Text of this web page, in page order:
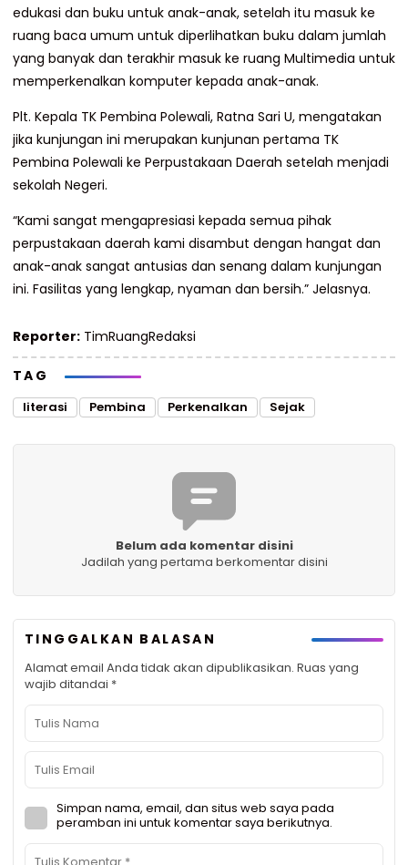
edukasi dan buku untuk anak-anak, setelah itu masuk ke
ruang baca umum untuk diperlihatkan buku dalam jumlah
yang banyak dan terakhir masuk ke ruang Multimedia untuk
memperkenalkan komputer kepada anak-anak.
Plt. Kepala TK Pembina Polewali, Ratna Sari U, mengatakan
jika kunjungan ini merupakan kunjunan pertama TK
Pembina Polewali ke Perpustakaan Daerah setelah menjadi
sekolah Negeri.
“Kami sangat mengapresiasi kepada semua pihak
perpustakaan daerah kami disambut dengan hangat dan
anak-anak sangat antusias dan senang dalam kunjungan
ini. Fasilitas yang lengkap, nyaman dan bersih.” Jelasnya.
Reporter: TimRuangRedaksi
TAG
literasi Pembina Perkenalkan Sejak
Belum ada komentar disini
Jadilah yang pertama berkomentar disini
TINGGALKAN BALASAN
Alamat email Anda tidak akan dipublikasikan. Ruas yang
wajib ditandai *
Simpan nama, email, dan situs web saya pada
peramban ini untuk komentar saya berikutnya.